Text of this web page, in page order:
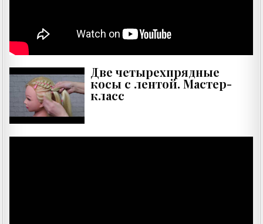
Две четырехпрядные
косы c лентой. Мастер-
класс